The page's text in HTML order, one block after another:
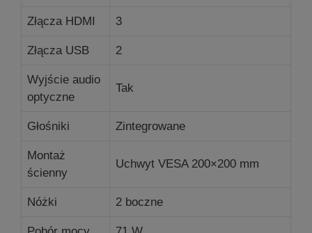
Złącza HDMI 3
Złącza USB 2
Wyjście audio
optyczne
Tak
Głośniki Zintegrowane
Montaż
ścienny
Uchwyt VESA 200×200 mm
Nóżki 2 boczne